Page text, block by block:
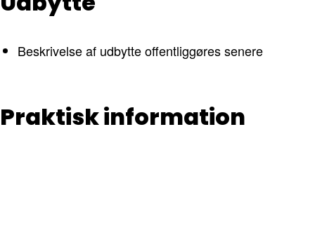
Beskrivelse af udbytte offentliggøres senere
Praktisk information